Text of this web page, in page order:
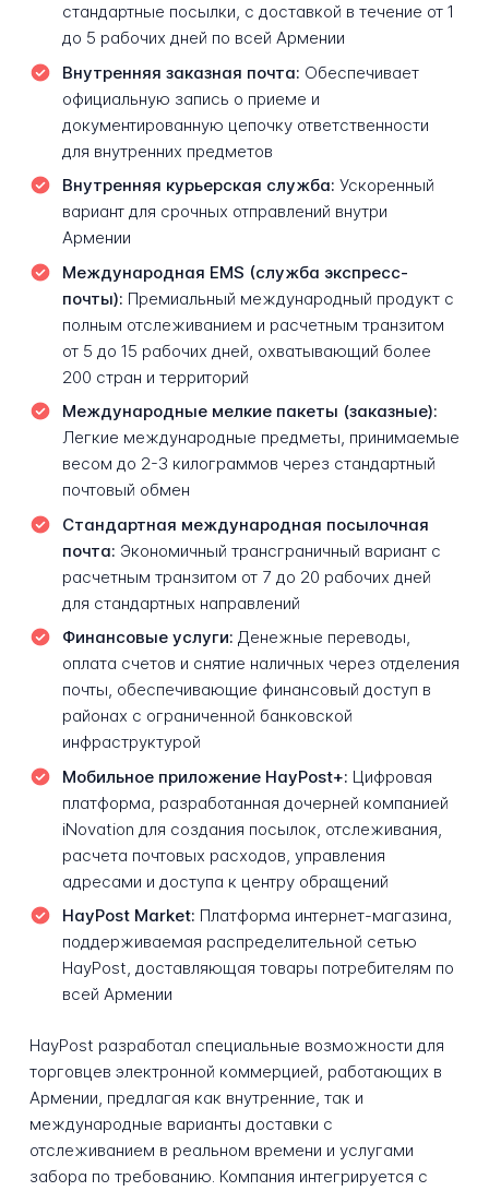
стандартные посылки, с доставкой в течение от 1
до 5 рабочих дней по всей Армении
Внутренняя заказная почта: Обеспечивает
официальную запись о приеме и
документированную цепочку ответственности
для внутренних предметов
Внутренняя курьерская служба: Ускоренный
вариант для срочных отправлений внутри
Армении
Международная EMS (служба экспресс-
почты): Премиальный международный продукт с
полным отслеживанием и расчетным транзитом
от 5 до 15 рабочих дней, охватывающий более
200 стран и территорий
Международные мелкие пакеты (заказные):
Легкие международные предметы, принимаемые
весом до 2-3 килограммов через стандартный
почтовый обмен
Стандартная международная посылочная
почта: Экономичный трансграничный вариант с
расчетным транзитом от 7 до 20 рабочих дней
для стандартных направлений
Финансовые услуги: Денежные переводы,
оплата счетов и снятие наличных через отделения
почты, обеспечивающие финансовый доступ в
районах с ограниченной банковской
инфраструктурой
Мобильное приложение HayPost+: Цифровая
платформа, разработанная дочерней компанией
iNovation для создания посылок, отслеживания,
расчета почтовых расходов, управления
адресами и доступа к центру обращений
HayPost Market: Платформа интернет-магазина,
поддерживаемая распределительной сетью
HayPost, доставляющая товары потребителям по
всей Армении
HayPost разработал специальные возможности для
торговцев электронной коммерцией, работающих в
Армении, предлагая как внутренние, так и
международные варианты доставки с
отслеживанием в реальном времени и услугами
забора по требованию. Компания интегрируется с